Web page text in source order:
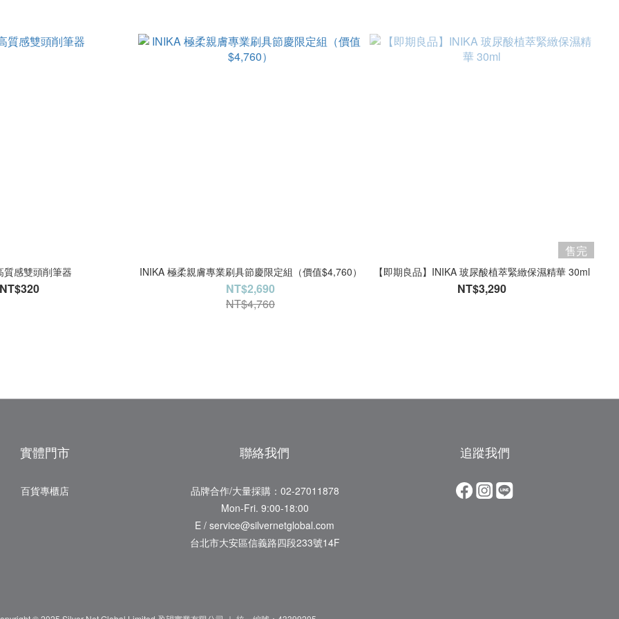
質感雙頭削筆器 INIKA 極柔親膚專業刷具節慶限定組（價值$4,760）
NT$2,690
NT$4,760
售完
【即期良品】INIKA 玻尿酸植萃緊緻保濕精華 30ml
NT$3,290
實體門市
百貨專櫃店
聯絡我們
品牌合作/大量採購：02-27011878
Mon-Fri. 9:00-18:00
E / service@silvernetglobal.com
台北市大安區信義路四段233號14F
追蹤我們